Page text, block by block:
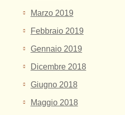
Marzo 2019
Febbraio 2019
Gennaio 2019
Dicembre 2018
Giugno 2018
Maggio 2018